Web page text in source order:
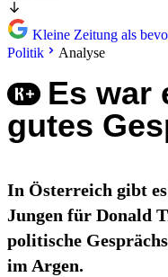
Kleine Zeitung als
Politik
Analyse
Es war
gutes
In Österreich gibt
Jungen für Donald
politische
im Argen.